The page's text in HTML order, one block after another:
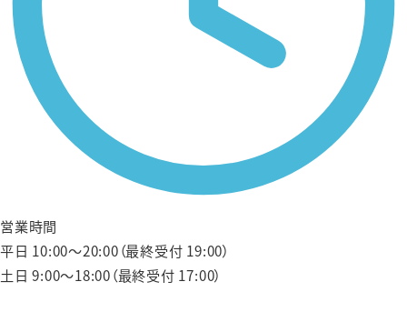
営業時間
平日 10:00〜20:00（最終受付 19:00）
土日 9:00〜18:00（最終受付 17:00）